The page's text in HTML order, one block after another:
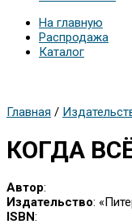
На главную
Распродажа
Каталог
Главная /
КОГДА
Автор:
Издательство:
ISBN: